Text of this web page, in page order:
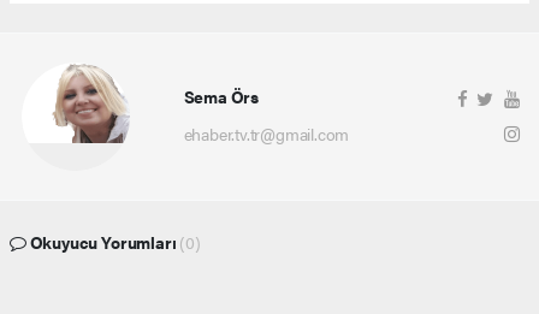
Sema Örs
ehaber.tv.tr@gmail.com
Okuyucu Yorumları (0)